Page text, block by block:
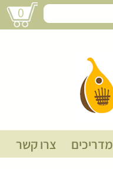
0
מדריכים צרו קשר